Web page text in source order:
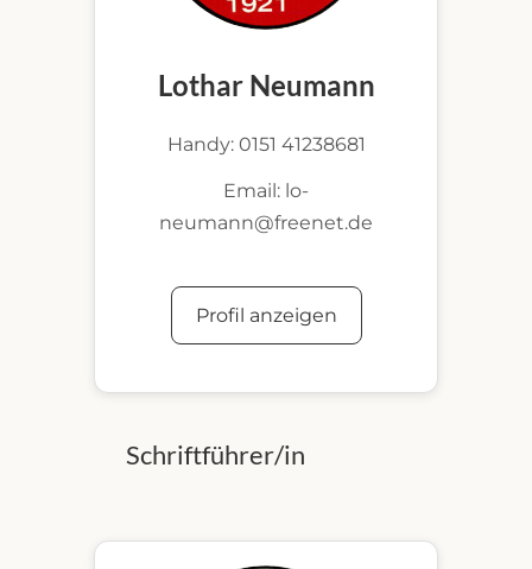
Lothar Neumann
Handy: 0151 41238681
Email: lo-
neumann@freenet.de
Profil anzeigen
Schriftführer/in